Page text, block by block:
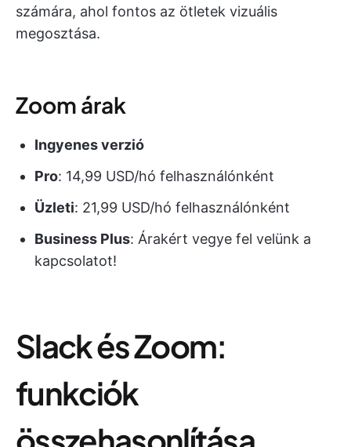
számára, ahol fontos az ötletek vizuális
megosztása.
Zoom árak
Ingyenes verzió
Pro: 14,99 USD/hó felhasználónként
Üzleti: 21,99 USD/hó felhasználónként
Business Plus: Árakért vegye fel velünk a
kapcsolatot!
Slack és Zoom:
funkciók